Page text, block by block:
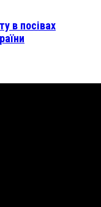
в посівах